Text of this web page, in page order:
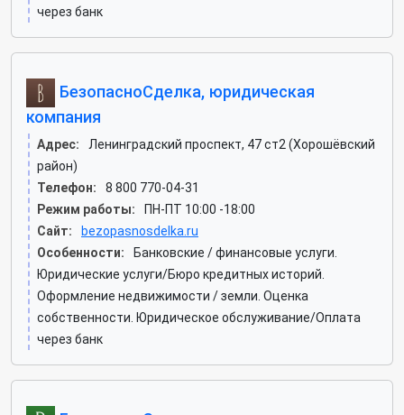
через банк
БезопасноСделка, юридическая
компания
Адрес:
Ленинградский проспект, 47 ст2 (Хорошёвский
район)
Телефон:
8 800 770-04-31
Режим работы:
ПН-ПТ 10:00 -18:00
Сайт:
bezopasnosdelka.ru
Особенности:
Банковские / финансовые услуги.
Юридические услуги/Бюро кредитных историй.
Оформление недвижимости / земли. Оценка
собственности. Юридическое обслуживание/Оплата
через банк